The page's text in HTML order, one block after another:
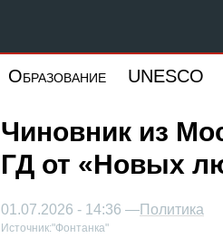
Образование UNESCO
Чиновник из
ГД от «Новых
01.07.2026 - 14:36 —Политика
Источник:"Фонтанка"